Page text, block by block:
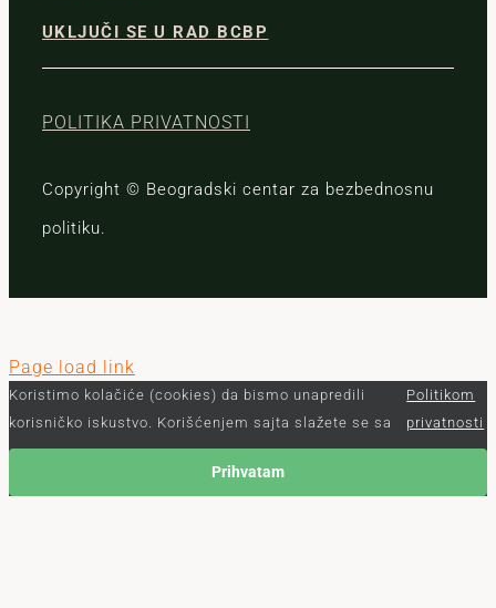
UKLJUČI SE U RAD BCBP
POLITIKA PRIVATNOSTI
Copyright © Beogradski centar za bezbednosnu
politiku.
Page load link
Koristimo kolačiće (cookies) da bismo unapredili
korisničko iskustvo. Korišćenjem sajta slažete se sa
Politikom
privatnosti
Prihvatam